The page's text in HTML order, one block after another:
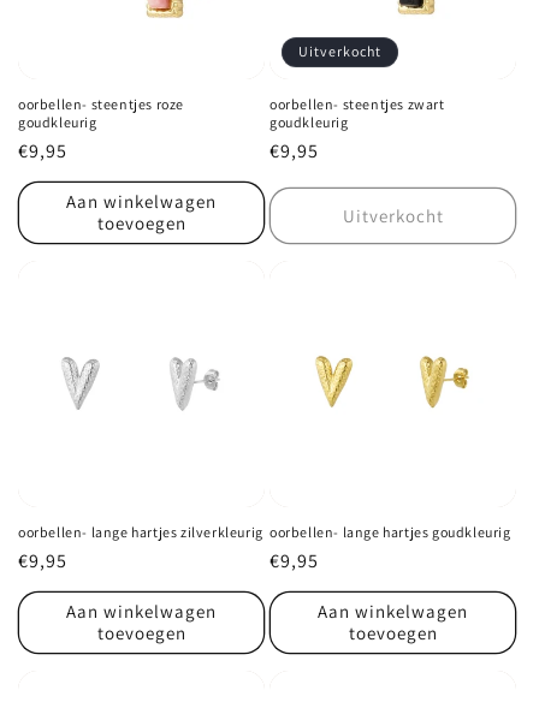
oorbellen- steentjes roze
goudkleurig
Normale
prijs
€9,95
Aan winkelwagen
toevoegen
Uitverkocht
oorbellen- steentjes zwart
goudkleurig
Normale
€9,95
Uitverkocht
oorbellen- lange hartjes zilverkleurig
Normale
prijs
€9,95
Aan winkelwagen
toevoegen
oorbellen- lange hartjes goudkleurig
Normale
prijs
€9,95
Aan winkelwagen
toevoegen